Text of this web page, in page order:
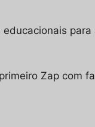
educacionais para
Zap com